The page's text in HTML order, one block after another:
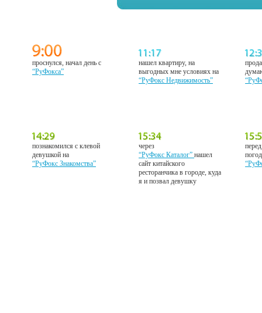
проснулся, начал день с
“РуФокса”
нашел квартиру, на
выгодных мне условиях на
“РуФокс Недвижимость”
познакомился с клевой
девушкой на
“РуФокс Знакомства”
через
“РуФокс Каталог”нашел
сайт китайского
ресторанчика в городе, куда
я и позвал девушку